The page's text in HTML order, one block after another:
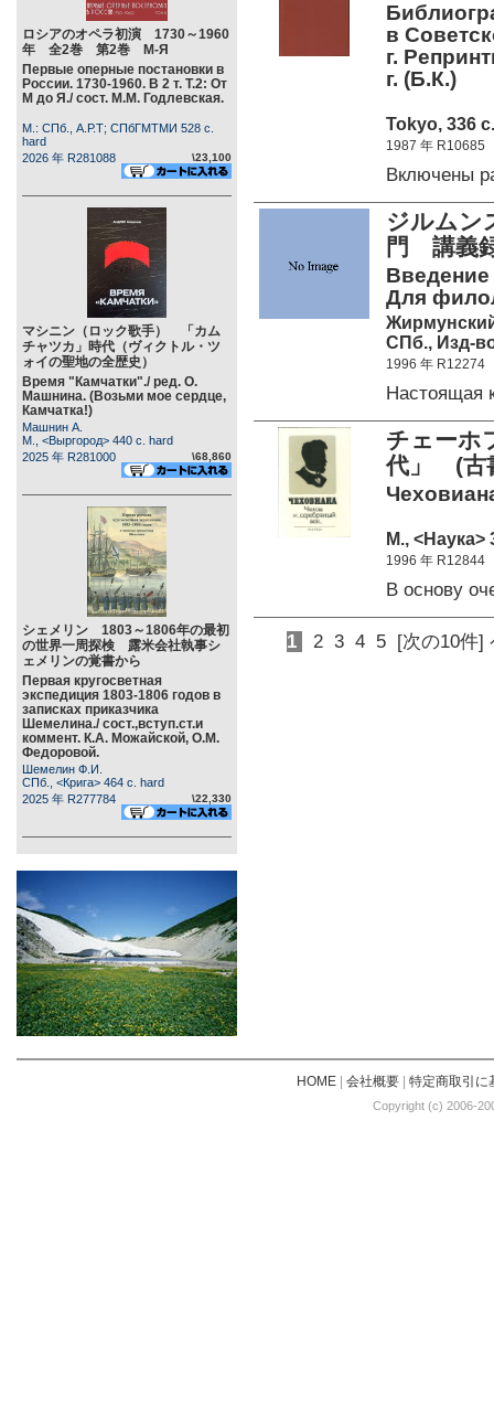
ロシアのオペラ初演 1730～1960
年 全2巻 第2巻 М-Я
Первые оперные постановки в
России. 1730-1960. В 2 т. Т.2: От
М до Я./ сост. М.М. Годлевская.
М.: СПб., А.Р.Т; СПбГМТМИ 528 c.
hard
2026 年 R281088
\23,100
マシニン（ロック歌手） 「カム
チャツカ」時代（ヴィクトル・ツ
ォイの聖地の全歴史）
Время "Камчатки"./ ред. О.
Машнина. (Возьми мое сердце,
Камчатка!)
Машнин А.
М., <Выргород> 440 c. hard
2025 年 R281000
\68,860
シェメリン 1803～1806年の最初
の世界一周探検 露米会社執事シ
ェメリンの覚書から
Первая кругосветная
экспедиция 1803-1806 годов в
записках приказчика
Шемелина./ сост.,вступ.ст.и
коммент. К.А. Можайской, О.М.
Федоровой.
Шемелин Ф.И.
СПб., <Крига> 464 c. hard
2025 年 R277784
\22,330
в
г.
г. (Б.К.)
Tokyo, 336
1987 年 R10685
Включены
ジルムン
門 講義
Введение
Для
СПб., Изд-
1996 年 R12274
Настоящая
チェーホ
代」 (古
М., <Наука>
1996 年 R12844
В основу
1 2 3 4 5 [次の10件]
HOME| 会社概要| 特定商取引に
Copyright (c) 2006-